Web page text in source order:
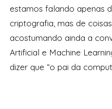
estamos falando apenas
criptografia, mas de
acostumando ainda a
Artificial e Machine
dizer que “o pai da